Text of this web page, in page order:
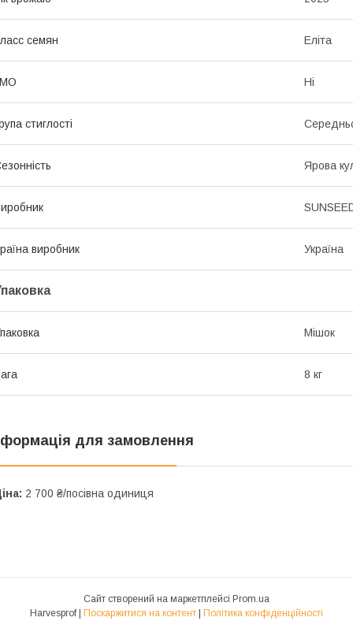
семян Еліта
Ні
стиглості
Ярова
виробник Україна
Мішок
8 кг
для замовлення
2 700 ₴/посівна одиниця
Сайт створений на маркетплейсі Prom.ua
Harvesprof | Поскаржитися на контент | Політика конфіденційності